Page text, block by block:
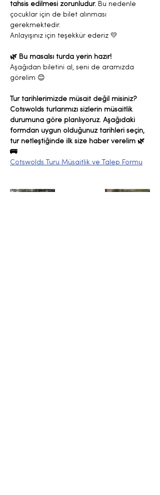
tahsis edilmesi zorunludur. Bu nedenle
çocuklar için de bilet alınması
gerekmektedir.
Anlayışınız için teşekkür ederiz 💛
🌿 Bu masalsı turda yerin hazır!
Aşağıdan biletini al, seni de aramızda
görelim 😊
Tur tarihlerimizde müsait değil misiniz?
Cotswolds turlarımızı sizlerin müsaitlik
durumuna göre planlıyoruz. Aşağıdaki
formdan uygun olduğunuz tarihleri seçin,
tur netleştiğinde ilk size haber verelim 🌿
🚌
Cotswolds Turu Müsaitlik ve Talep Formu